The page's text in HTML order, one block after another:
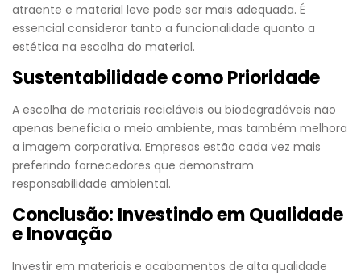
atraente e material leve pode ser mais adequada. É
essencial considerar tanto a funcionalidade quanto a
estética na escolha do material.
Sustentabilidade como Prioridade
A escolha de materiais recicláveis ou biodegradáveis não
apenas beneficia o meio ambiente, mas também melhora
a imagem corporativa. Empresas estão cada vez mais
preferindo fornecedores que demonstram
responsabilidade ambiental.
Conclusão: Investindo em Qualidade
e Inovação
Investir em materiais e acabamentos de alta qualidade